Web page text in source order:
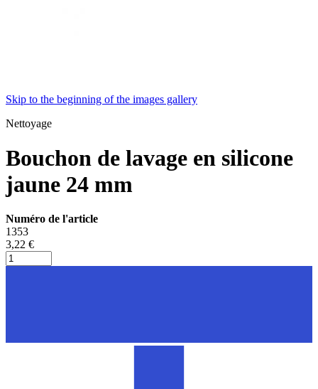
Skip to the beginning of the images gallery
Nettoyage
Bouchon de lavage en silicone
jaune 24 mm
Numéro de l'article
1353
3,22 €